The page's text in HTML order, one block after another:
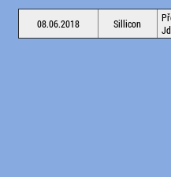
08.06.2018 Sillicon